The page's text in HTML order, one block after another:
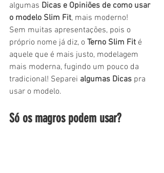
algumas Dicas e Opiniões de como usar
o modelo Slim Fit, mais moderno!
Sem muitas apresentações, pois o
próprio nome já diz, o Terno Slim Fit é
aquele que é mais justo, modelagem
mais moderna, fugindo um pouco da
tradicional! Separei algumas Dicas pra
usar o modelo.
Só os magros podem usar?